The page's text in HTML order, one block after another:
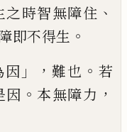
之時智無障住 、
即不得生 。
因 」，難也 。 若
因 。本無障力 ，